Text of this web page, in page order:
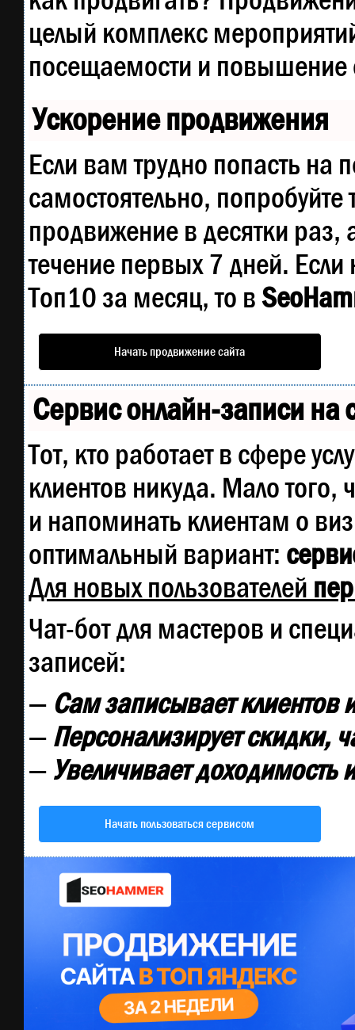
целый комплекс
посещаемости и повышение
Ускорение продвижения
Если вам трудно попасть на
самостоятельно, попробуйте
продвижение в десятки раз,
течение первых 7 дней.
Топ10 за месяц, то в
Начать продвижение сайта
Сервис онлайн-записи на
Тот, кто работает в сфере
клиентов никуда. Мало того,
и напоминать клиентам о
оптимальный вариант:
Для новых пользователей
Чат-бот для мастеров и
записей:
— Сам записывает клиентов
— Персонализирует скидки,
— Увеличивает доходимость
Начать пользоваться сервисом